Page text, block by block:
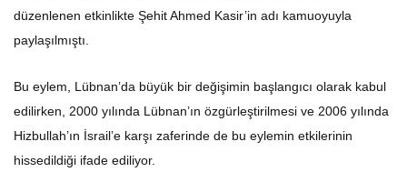
düzenlenen etkinlikte Şehit Ahmed Kasir’in adı kamuoyuyla
paylaşılmıştı.
Bu eylem, Lübnan’da büyük bir değişimin başlangıcı olarak kabul
edilirken, 2000 yılında Lübnan’ın özgürleştirilmesi ve 2006 yılında
Hizbullah’ın İsrail’e karşı zaferinde de bu eylemin etkilerinin
hissedildiği ifade ediliyor.